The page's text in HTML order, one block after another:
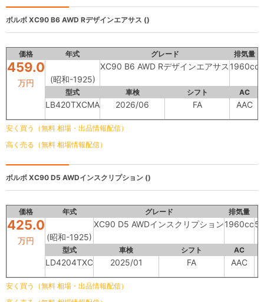
ボルボ XC90 B6 AWD Rデザインエアサス ()
価格 年式 グレード 排気量
459.0
万円 (昭和-1925)
XC90 B6 AWD Rデザインエアサス 1960cc
型式 車検 シフト AC
LB420TXCMA 2026/06 FA AAC
安く買う（無料 相場・出品情報配信）
高く売る（無料 相場情報配信）
ボルボ XC90 D5 AWDインスクリプション ()
価格 年式 グレード 排気量
425.0
万円 (昭和-1925)
XC90 D5 AWDインスクリプション1960cc
型式 車検 シフト AC
LD4204TXC 2025/01 FA AAC
安く買う（無料 相場・出品情報配信）